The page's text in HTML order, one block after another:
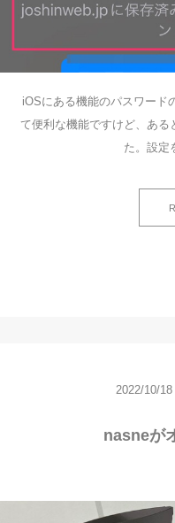
iOSにある機能のパスワード
て便利な機能ですけど、ある
た。設定
2022/10/18
nasneが